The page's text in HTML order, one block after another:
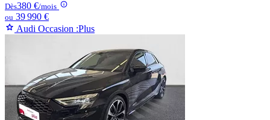
Dès380 €/mois
ou 39 990 €
Audi Occasion :Plus